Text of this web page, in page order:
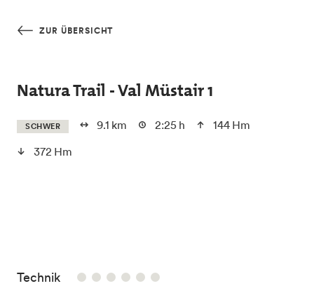
ZUR ÜBERSICHT
Natura Trail - Val Müstair 1
SCHWER 9.1 km 2:25 h
144 Hm
372 Hm
Technik/6